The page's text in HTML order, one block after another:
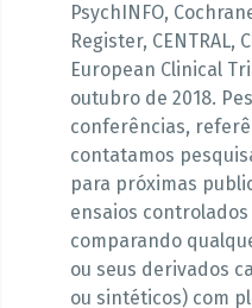
PsychINFO,
Register, CENTRAL,
European Clinical
outubro de 2018.
conferências,
contatamos
para próximas
ensaios
comparando
ou seus derivados
ou sintéticos) com